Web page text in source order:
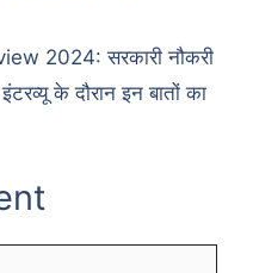
2024: सरकारी नौकरी
के दौरान इन बातों का